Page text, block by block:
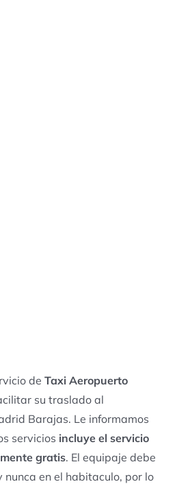
de Taxi Aeropuerto
su traslado al
Barajas. Le informamos
servicios incluye el servicio
gratis. El equipaje debe
nunca en el habitaculo, por lo